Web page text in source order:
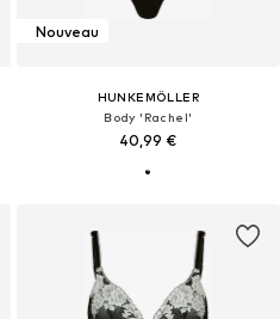
Nouveau
HUNKEMÖLLER
Body 'Rachel'
40,99 €